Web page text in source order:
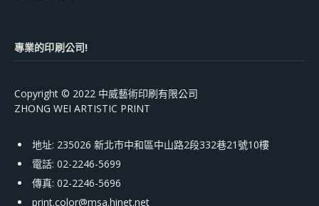
專業的印刷公司!
Copyright © 2022 中威藝術印刷有限公司
ZHONG WEI ARTISTIC PRINT
地址: 235026 新北市中和區中山路2段332巷21號10樓
電話: 02-2246-5699
傳真: 02-2246-5696
print.color@msa.hinet.net